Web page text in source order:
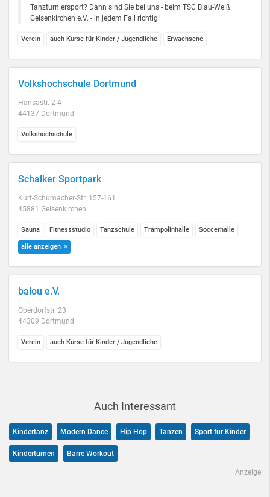
Tanzturniersport? Dann sind Sie bei uns - beim TSC Blau-Weiß
Gelsenkirchen e.V. - in jedem Fall richtig!
Verein auch Kurse für Kinder / Jugendliche Erwachsene
Volkshochschule Dortmund
Hansastr. 2-4
44137 Dortmund
Volkshochschule
Schalker Sportpark
Kurt-Schumacher-Str. 157-161
45881 Gelsenkirchen
Sauna Fitnessstudio Tanzschule Trampolinhalle Soccerhalle
alle anzeigen
balou e.V.
Oberdorfstr. 23
44309 Dortmund
Verein auch Kurse für Kinder / Jugendliche
Auch Interessant
Kindertanz Modern Dance Hip Hop Tanzen Sport für Kinder
Kinderturnen Barre Workout
Anzeige